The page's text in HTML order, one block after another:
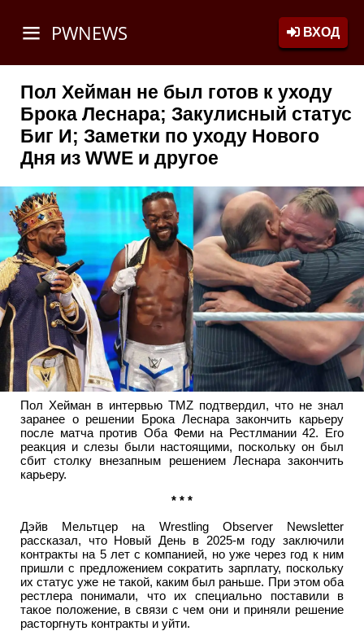
PWNEWS ВХОД
Пол Хейман не был готов к уходу
Брока Леснара; Закулисный статус
Биг И; Заметки по уходу Нового
Дня из WWE и другое
Пол Хейман в интервью TMZ подтвердил, что не знал
заранее о решении Брока Леснара закончить карьеру
после матча против Оба Феми на Рестлмании 42. Его
реакция и слезы были настоящими, поскольку он был
сбит столку внезапным решением Леснара закончить
карьеру.
* * *
Дэйв Мельтцер на Wrestling Observer Newsletter
рассказал, что Новый День в 2025-м году заключили
контракты на 5 лет с компанией, но уже через год к ним
пришли с предложением сократить зарплату, поскольку
их статус уже не такой, каким был раньше. При этом оба
рестлера понимали, что их специально поставили в
такое положение, в связи с чем они и приняли решение
расторгнуть контракты и уйти.